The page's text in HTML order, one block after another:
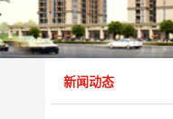
新闻动态